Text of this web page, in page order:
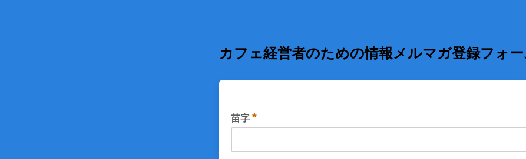
カフェ経営者のための情報メルマガ登録フォー
苗字 *